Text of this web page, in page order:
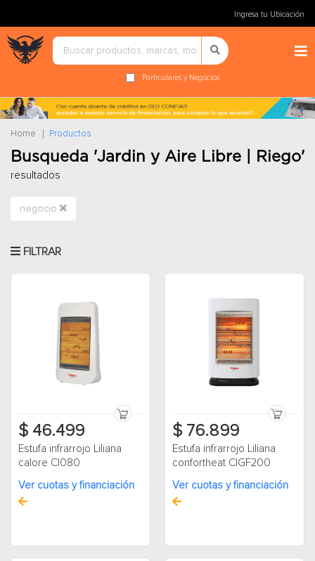
Ingresa tu Ubicación
Particulares y Negocios
Home Productos
Busqueda 'Jardin y Aire Libre | Riego'
resultados
negocio
FILTRAR
$ 46.499
Estufa infrarrojo Liliana
calore CI080
Ver cuotas y financiación
$ 76.899
Estufa infrarrojo Liliana
confortheat CIGF200
Ver cuotas y financiación